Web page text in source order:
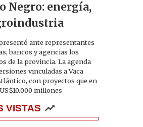
Negro: energía,
ante representantes
bancos y agencias los
de la provincia. La agenda
vinculadas a Vaca
con proyectos que en
millones
VISTAS